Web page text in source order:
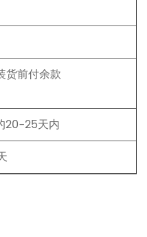
货前付余款
20-25天内